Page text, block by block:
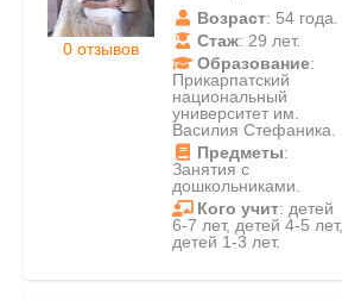
0 отзывов
Возраст: 54 года.
Стаж: 29 лет.
Образование:
Прикарпатский
национальный
университет им.
Василия Стефаника.
Предметы:
Занятия с
дошкольниками.
Кого учит: детей
6-7 лет, детей 4-5 лет,
детей 1-3 лет.